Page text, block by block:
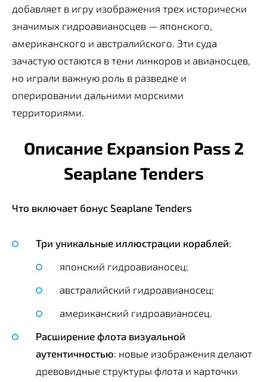
добавляет в игру изображения трех исторически
значимых гидроавианосцев — японского,
американского и австралийского. Эти суда
зачастую остаются в тени линкоров и авианосцев,
но играли важную роль в разведке и
оперировании дальними морскими
территориями.
Описание Expansion Pass 2
Seaplane Tenders
Что включает бонус Seaplane Tenders
Три уникальные иллюстрации кораблей:
японский гидроавианосец;
австралийский гидроавианосец;
американский гидроавианосец.
Расширение флота визуальной
аутентичностью: новые изображения делают
древовидные структуры флота и карточки